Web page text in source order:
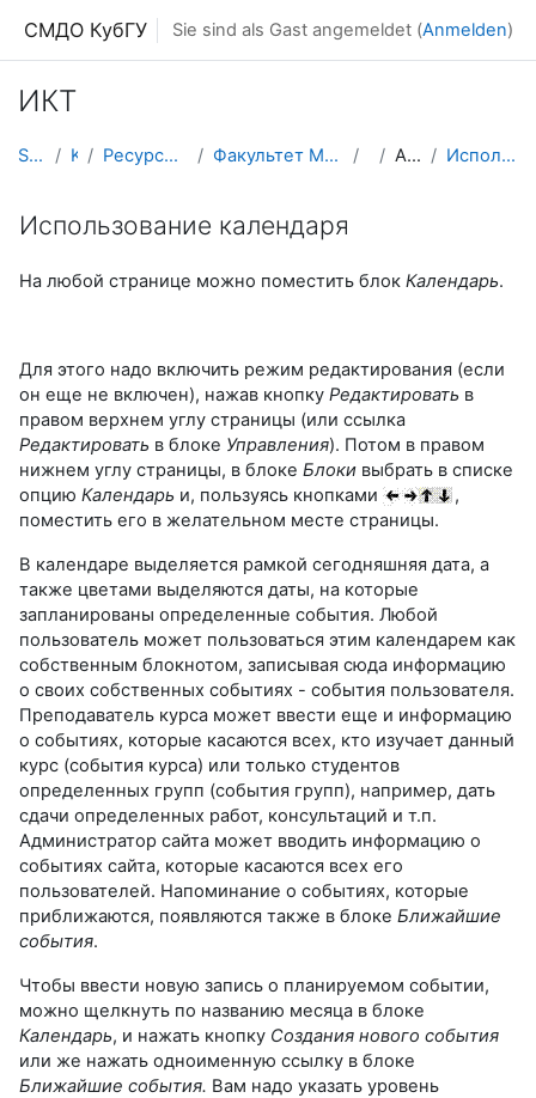
СМДО КубГУ Sie sind als Gast angemeldet (Anmelden)
ИКТ
Startseite Kurse Ресурсы подразделений КубГУ Факультет Математики и компьютерных наук ИКТ Abschnitt 15 Использование календаря
Использование календаря
На любой странице можно поместить блок Календарь.
Для этого надо включить режим редактирования (если
он еще не включен), нажав кнопку Редактировать в
правом верхнем углу страницы (или ссылка
Редактировать в блоке Управления). Потом в правом
нижнем углу страницы, в блоке Блоки выбрать в списке
опцию Календарь и, пользуясь кнопками
,
поместить его в желательном месте страницы.
В календаре выделяется рамкой сегодняшняя дата, а
также цветами выделяются даты, на которые
запланированы определенные события. Любой
пользователь может пользоваться этим календарем как
собственным блокнотом, записывая сюда информацию
о своих собственных событиях - события пользователя.
Преподаватель курса может ввести еще и информацию
о событиях, которые касаются всех, кто изучает данный
курс (события курса) или только студентов
определенных групп (события групп), например, дать
сдачи определенных работ, консультаций и т.п.
Администратор сайта может вводить информацию о
событиях сайта, которые касаются всех его
пользователей. Напоминание о событиях, которые
приближаются, появляются также в блоке Ближайшие
события.
Чтобы ввести новую запись о планируемом событии,
можно щелкнуть по названию месяца в блоке
Календарь, и нажать кнопку Создания нового события
или же нажать одноименную ссылку в блоке
Ближайшие события. Вам надо указать уровень